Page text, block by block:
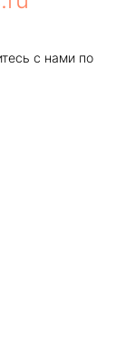
с нами по